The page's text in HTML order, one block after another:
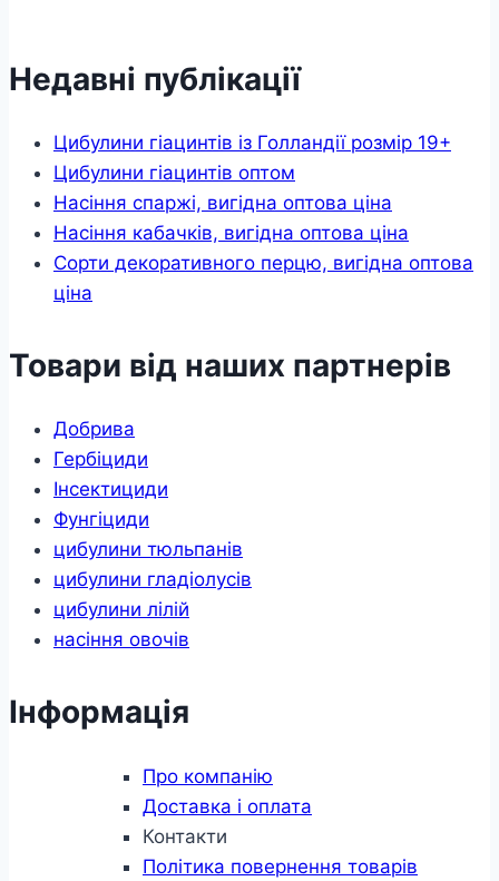
Недавні публікації
Цибулини гіацинтів із Голландії розмір 19+
Цибулини гіацинтів оптом
Насіння спаржі, вигідна оптова ціна
Насіння кабачків, вигідна оптова ціна
Сорти декоративного перцю, вигідна оптова
ціна
Товари від наших партнерів
Добрива
Гербіциди
Інсектициди
Фунгіциди
цибулини тюльпанів
цибулини гладіолусів
цибулини лілій
насіння овочів
Інформація
Про компанію
Доставка і оплата
Контакти
Політика повернення товарів